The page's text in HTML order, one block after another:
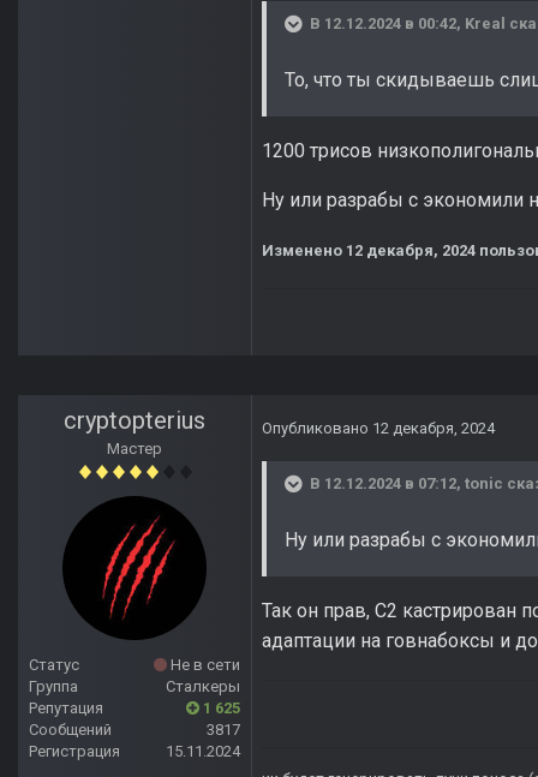
В 12.12.2024 в 00:42, Kreal
То, что ты скидываешь
1200 трисов
Ну или разрабы с экономили
Изменено 12 декабря, 2024
cryptopterius
Мастер
Статус
Не в сети
Группа
Сталкеры
Репутация
1 625
Сообщений
3817
Регистрация
15.11.2024
Опубликовано 12 декабря, 2024
В 12.12.2024 в 07:12, tonic
Ну или разрабы с
Так он прав, С2 кастрирован
адаптации на говнабоксы и